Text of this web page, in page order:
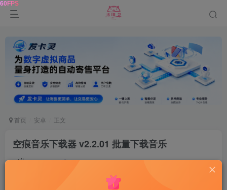
首页 安卓 正文
空痕音乐下载器 v2.2.01 批量下载音乐
鹿鸣 关注